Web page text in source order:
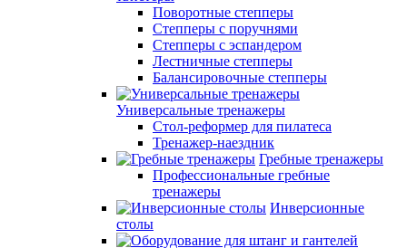
Поворотные степперы
Степперы с поручнями
Степперы с эспандером
Лестничные степперы
Балансировочные степперы
Универсальные тренажеры
Стол-реформер для пилатеса
Тренажер-наездник
Гребные тренажеры
Профессиональные гребные
тренажеры
Инверсионные
столы